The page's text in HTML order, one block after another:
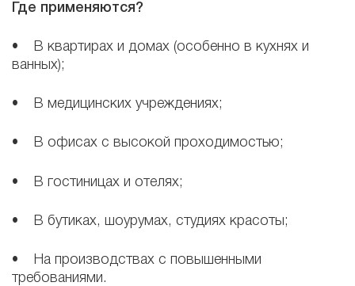
Где применяются?
• В квартирах и домах (особенно в кухнях и
ванных);
• В медицинских учреждениях;
• В офисах с высокой проходимостью;
• В гостиницах и отелях;
• В бутиках, шоурумах, студиях красоты;
• На производствах с повышенными
требованиями.